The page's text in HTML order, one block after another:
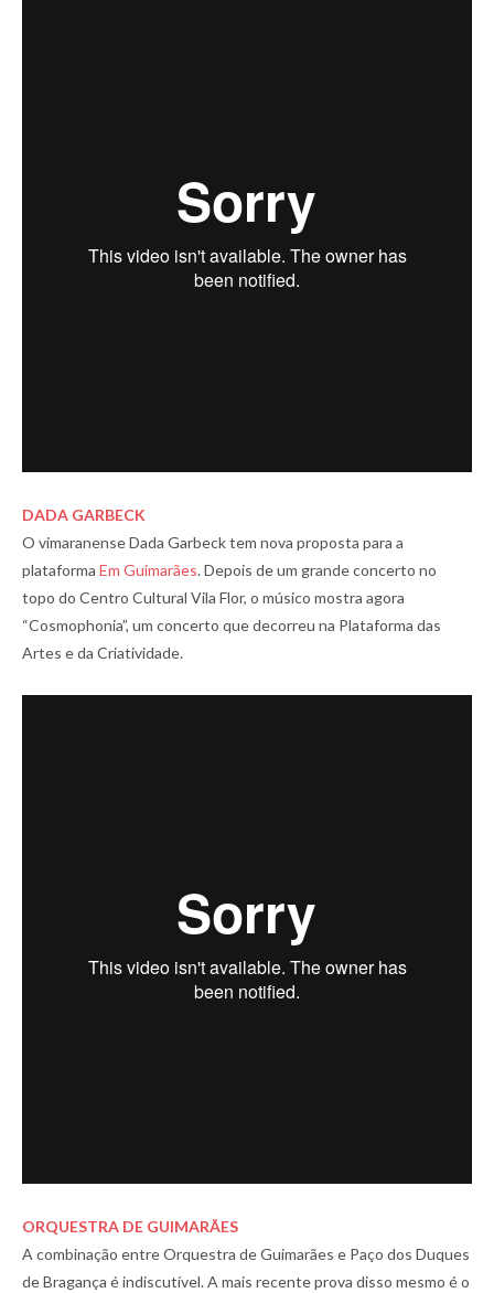
DADA GARBECK
O vimaranense Dada Garbeck tem nova proposta para a
plataforma Em Guimarães. Depois de um grande concerto no
topo do Centro Cultural Vila Flor, o músico mostra agora
“Cosmophonia”, um concerto que decorreu na Plataforma das
Artes e da Criatividade.
ORQUESTRA DE GUIMARÃES
A combinação entre Orquestra de Guimarães e Paço dos Duques
de Bragança é indiscutível. A mais recente prova disso mesmo é o